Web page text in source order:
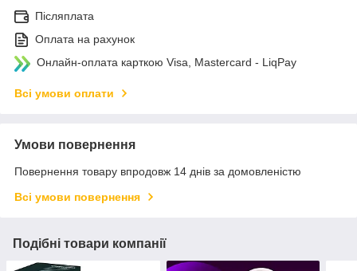
Післяплата
Оплата на рахунок
Онлайн-оплата карткою Visa, Mastercard - LiqPay
Всі умови оплати
Умови повернення
Повернення товару впродовж 14 днів за домовленістю
Всі умови повернення
Подібні товари компанії